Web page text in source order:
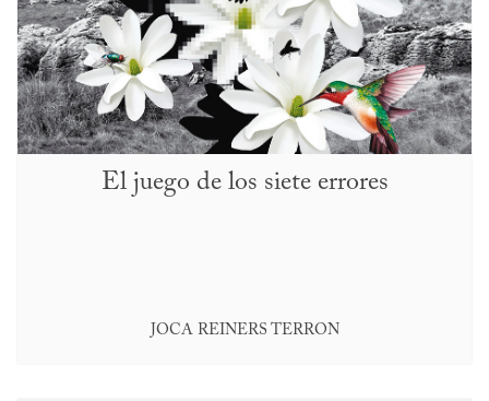
El juego de los siete errores
JOCA REINERS TERRON